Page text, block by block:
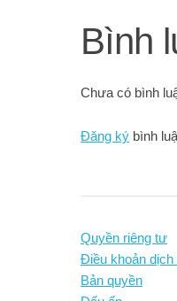
Bình
Chưa có bình
Đăng ký bình
Quyền riêng tư
Điều khoản dịch
Bản quyền